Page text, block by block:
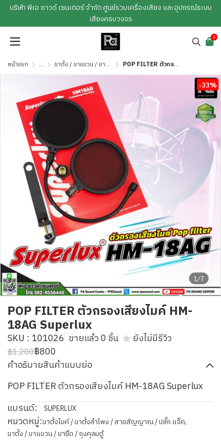
บริษัท พีเอ ซาวด์ เซนเตอร์ จำกัด ศูนย์รวมเครื่องเสียง และอุปกรณ์ระบบ
เสียงครบวงจร
0
หน้าแรก ... ขาตั้ง / ขาแขวน / ขายึด / ถุงคุลมตู้ POP FILTER ตัวกรองเสียงไมค์ HM-18AG Superlux
1/7
-33%
POP FILTER ตัวกรองเสียงไมค์ HM-
18AG Superlux
SKU : 101026 ขายแล้ว 0 ชิ้น ยังไม่มีรีวิว
฿1,200฿800
คำอธิบายสินค้าแบบย่อ
POP FILTER ตัวกรองเสียงไมค์ HM-18AG Superlux
แบรนด์:
SUPERLUX
หมวดหมู่:ขาตั้งไมค์ / ขาตั้งลำโพง / สายสัญญาณ / ปลั๊ก แจ็ค,
ขาตั้ง / ขาแขวน / ขายึด / ถุงคุลมตู้